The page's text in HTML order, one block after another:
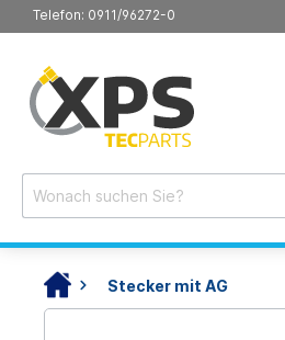
Telefon: 0911/96272-0
Stecker mit AG